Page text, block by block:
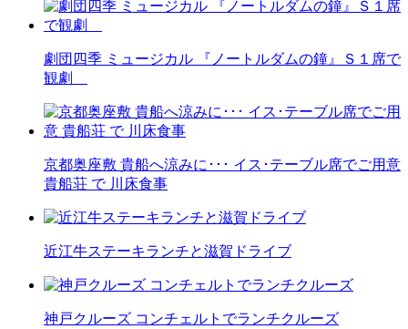
劇団四季 ミュージカル 『ノートルダムの鐘』Ｓ１席で
観劇
京都奥座敷 貴船へ涼みに･･･ イス･テーブル席でご用意
貴船荘 で 川床食事
近江牛ステーキランチと滋賀ドライブ
神戸クルーズ コンチェルトでランチクルーズ